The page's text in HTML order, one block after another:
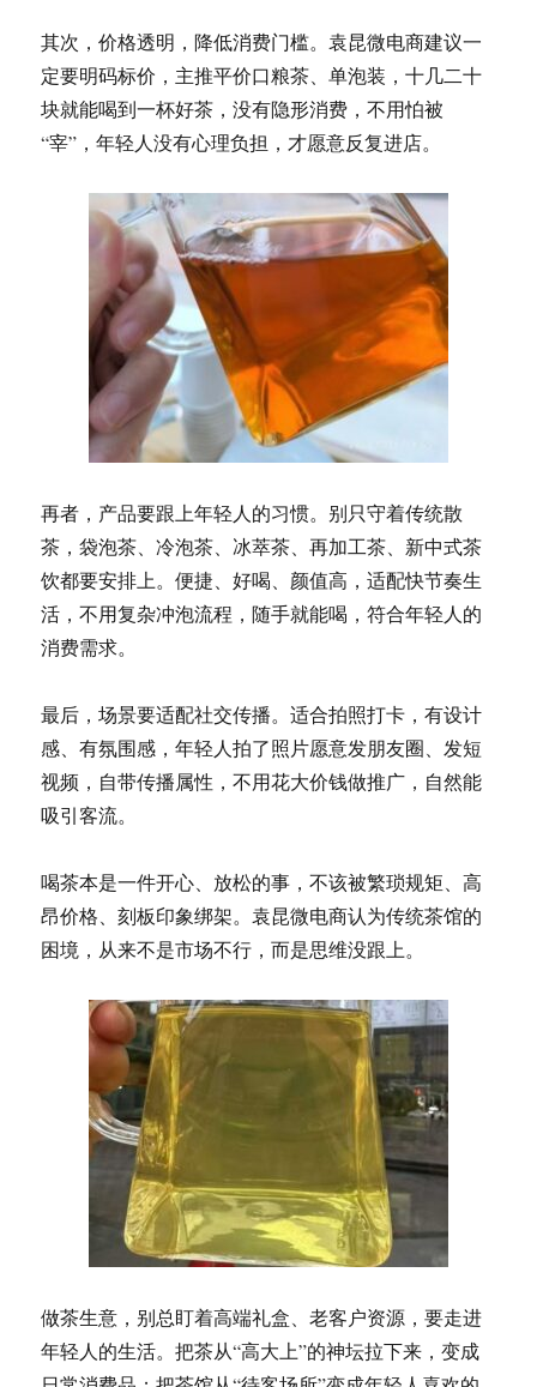
其次，价格透明，降低消费门槛。袁昆微电商建议一
定要明码标价，主推平价口粮茶、单泡装，十几二十
块就能喝到一杯好茶，没有隐形消费，不用怕被
“宰”，年轻人没有心理负担，才愿意反复进店。
再者，产品要跟上年轻人的习惯。别只守着传统散
茶，袋泡茶、冷泡茶、冰萃茶、再加工茶、新中式茶
饮都要安排上。便捷、好喝、颜值高，适配快节奏生
活，不用复杂冲泡流程，随手就能喝，符合年轻人的
消费需求。
最后，场景要适配社交传播。适合拍照打卡，有设计
感、有氛围感，年轻人拍了照片愿意发朋友圈、发短
视频，自带传播属性，不用花大价钱做推广，自然能
吸引客流。
喝茶本是一件开心、放松的事，不该被繁琐规矩、高
昂价格、刻板印象绑架。袁昆微电商认为传统茶馆的
困境，从来不是市场不行，而是思维没跟上。
做茶生意，别总盯着高端礼盒、老客户资源，要走进
年轻人的生活。把茶从“高大上”的神坛拉下来，变成